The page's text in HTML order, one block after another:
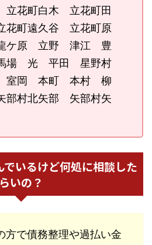
花町白木 立花町田
町遠久谷 立花町原
ケ原 立野 津江 豊
場 光 平田 星野村
室岡 本町 本村 柳
村北矢部 矢部村矢
いるけど何処に相談した
らいの？
方で債務整理や過払い金